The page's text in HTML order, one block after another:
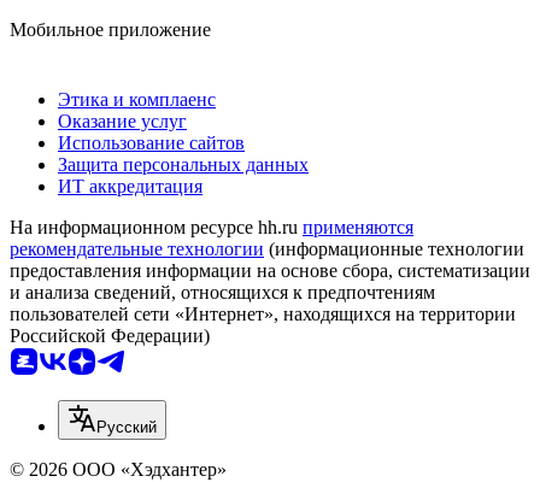
Мобильное приложение
Этика и комплаенс
Оказание услуг
Использование сайтов
Защита персональных данных
ИТ аккредитация
На информационном ресурсе hh.ru применяются
рекомендательные технологии (информационные технологии
предоставления информации на основе сбора, систематизации
и анализа сведений, относящихся к предпочтениям
пользователей сети «Интернет», находящихся на территории
Российской Федерации)
Русский
© 2026 ООО «Хэдхантер»